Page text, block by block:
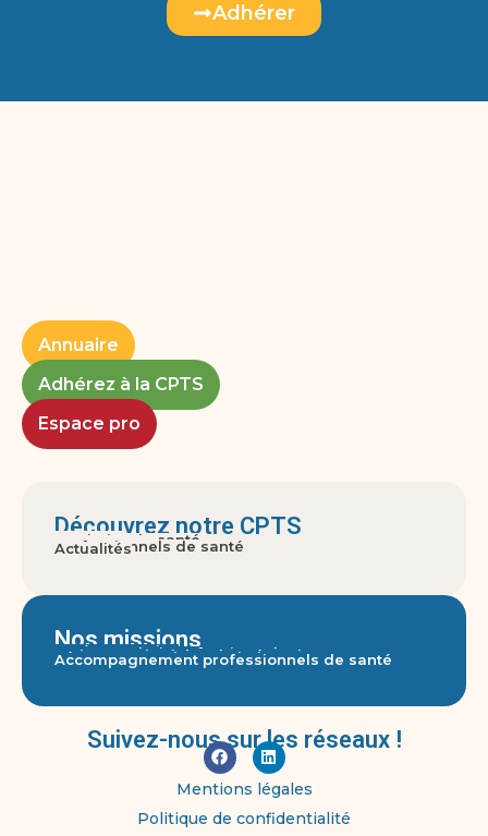
Adhérer
Annuaire
Adhérez à la CPTS
Espace pro
Découvrez notre CPTS
A propos
Territoire de santé
Gouvernance
Usagers
Professionnels de santé
Actualités
Nos missions
Accès aux soins
Parcours pluri-professionnels
Actions territoriales de prévention
Réponse aux crises sanitaires graves
Accompagnement professionnels de santé
Suivez-nous sur les réseaux !
Mentions légales
Politique de confidentialité